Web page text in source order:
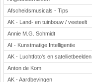
Afscheidsmusicals - Tips
AK - Land- en tuinbouw / veeteelt
Annie M.G. Schmidt
AI - Kunstmatige Intelligentie
AK - Luchtfoto's en satellietbeelden
Anton de Kom
AK - Aardbevingen